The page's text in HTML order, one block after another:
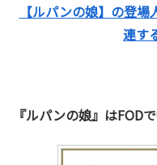
【ルパンの娘】の登
連す
『ルパンの娘』は